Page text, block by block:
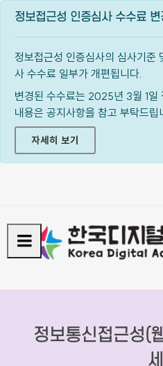
정보접근성 인증심사 수수료 변
정보접근성 인증심사의 심사기준
사 수수료 일부가 개편됩니다.
변경된 수수료는 2025년 3월 1일
내용은 공지사항을 참고 부탁드립
자세히 보기
정보통신접근성(
세